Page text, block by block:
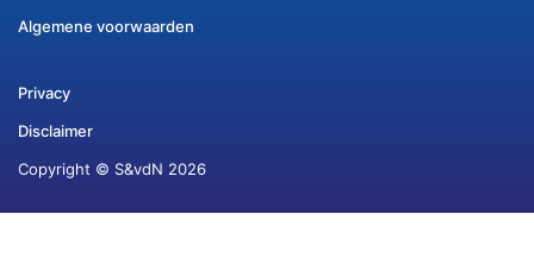
Algemene voorwaarden
Privacy
Disclaimer
Copyright © S&vdN 2026